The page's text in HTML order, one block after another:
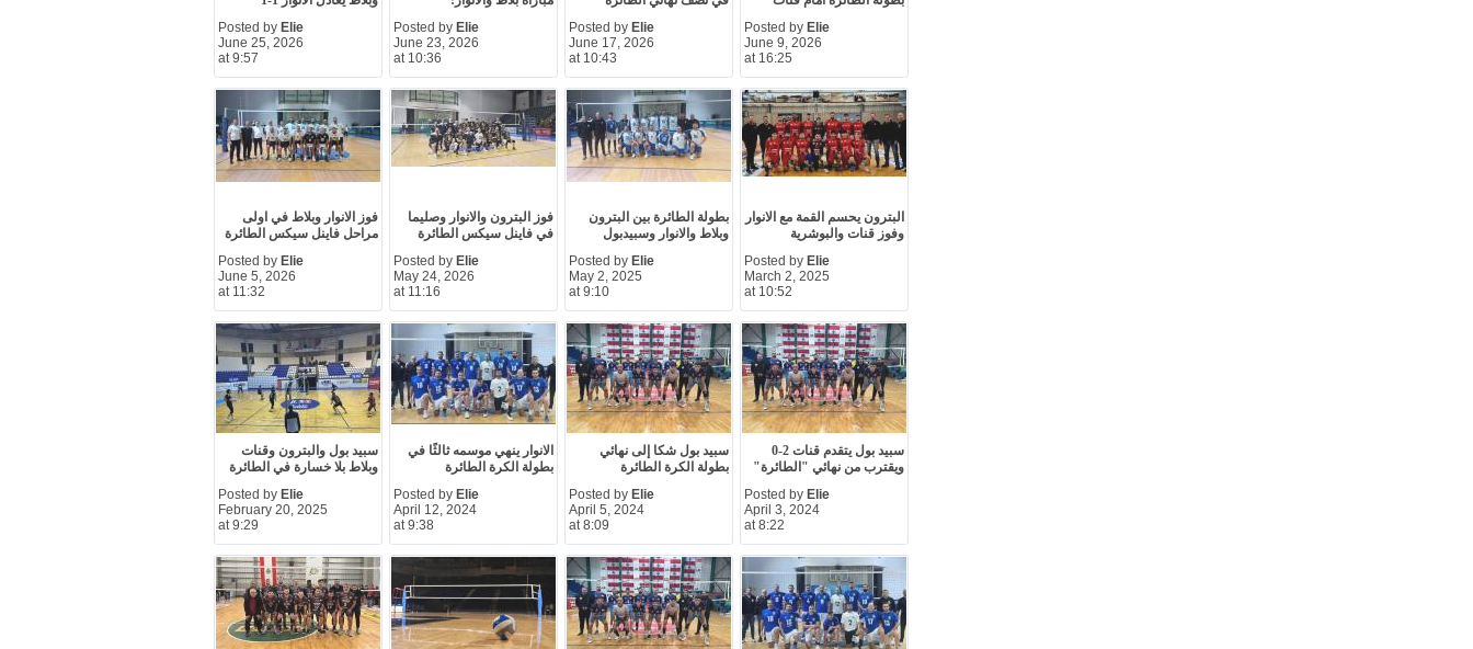
Posted by Elie
June 25, 2026
at 9:57
Posted by Elie
June 23, 2026
at 10:36
Posted by Elie
June 17, 2026
at 10:43
Posted by Elie
June 9, 2026
at 16:25
فوز الانوار وبلاط في اولى
مراحل فاينل سيكس الطائرة
Posted by Elie
June 5, 2026
at 11:32
فوز البترون والانوار وصليما
في فاينل سيكس الطائرة
Posted by Elie
May 24, 2026
at 11:16
بطولة الطائرة بين البترون
وبلاط والانوار وسبيدبول
Posted by Elie
May 2, 2025
at 9:10
البترون يحسم القمة مع الانوار
وفوز قنات والبوشرية
Posted by Elie
March 2, 2025
at 10:52
سبيد بول والبترون وقنات
وبلاط بلا خسارة في الطائرة
Posted by Elie
February 20, 2025
at 9:29
الانوار ينهي موسمه ثالثًا في
بطولة الكرة الطائرة
Posted by Elie
April 12, 2024
at 9:38
سبيد بول شكا إلى نهائي
بطولة الكرة الطائرة
Posted by Elie
April 5, 2024
at 8:09
سبيد بول يتقدم قنات 2-0
ويقترب من نهائي "الطائرة"
Posted by Elie
April 3, 2024
at 8:22